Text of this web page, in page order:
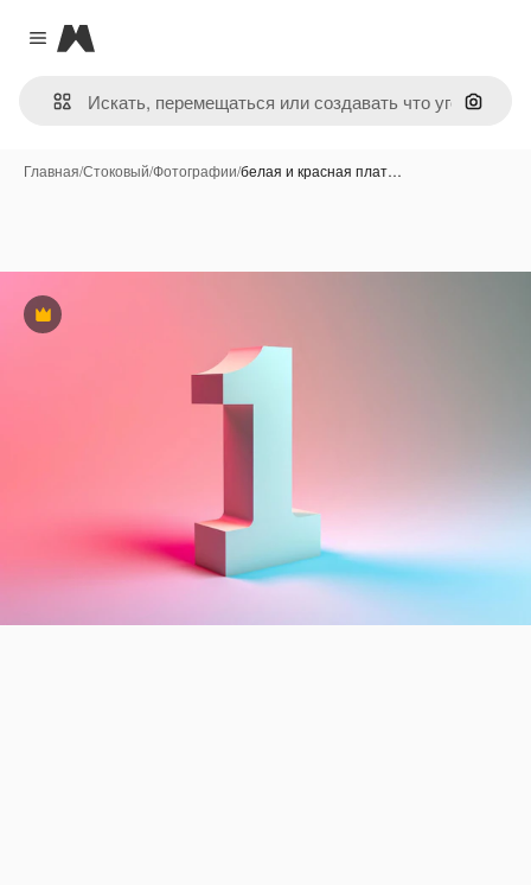
Close menu
Magnific
Поиск
Главная/Стоковый/Фотографии/белая и красная плат…
Премиум